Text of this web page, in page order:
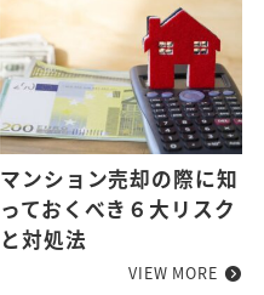
マンション売却の際に知
っておくべき６大リスク
と対処法
VIEW MORE